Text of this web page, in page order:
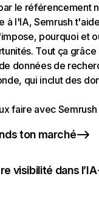
le référencement
à l'IA, Semrush
pourquoi et
Tout ça grâce
données de
qui inclut des
faire avec Semrush
ton marché
visibilité dans l’IA